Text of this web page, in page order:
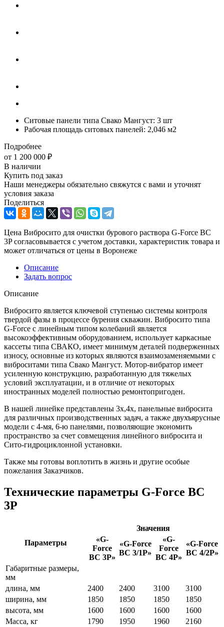
Ситовые панели типа Свако Мангуст: 3 шт
Рабочая площадь ситовых панелей: 2,046 м2
Подробнее
от 1 200 000 ₽
В наличии
Купить под заказ
Наши менеджеры обязательно свяжутся с вами и уточнят
условия заказа
Поделиться
Цена Вибросито для очистки бурового раствора G-Force ВС
3P согласовывается с учетом доставки, характеристик товара и
может отличаться от цены в Воронеже
Описание
Задать вопрос
Описание
Вибросито является ключевой ступенью системы контроля
твердой фазы в процессе бурения скважин. Вибросито типа
G-Force с линейным типом колебаний является
высокоэффективным оборудованием, использует каркасные
кассеты типа СВАКО, имеет минимум деталей подверженных
износу, основные из которых являются взаимозаменяемыми с
виброситами типа Свако Мангуст. Мотор-вибратор имеет
усиленную конструкцию, разработанную для тяжелых
условий эксплуатации, и в отличие от некоторых
иностранных моделей полностью ремонтопригоден.
В нашей линейке представлены 3х,4х, панельные вибросита
для различных производственных задач, а также двухъярусные
модели с 4-мя, 6-ю панелями, позволяющие экономить
пространство за счет совмещения линейного вибросита и
Сито-гидроциклонной установки.
Также мы готовы воплотить в жизнь и другие особые
пожелания Заказчиков.
Технические параметры G-Force ВС
3P
Параметры
Значения
«G-
Force
ВС 3P»
«G-Force
ВС 3/1P»
«G-
Force
ВС 4P»
«G-Force
ВС 4/2P»
Габаритные размеры,
мм
длина, мм
2400 2400 3100
3100
ширина, мм
1850 1850 1850
1850
высота, мм
1600 1600 1600
1600
Масса, кг
1790 1950 1960
2160